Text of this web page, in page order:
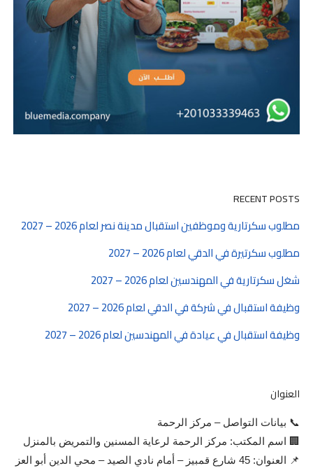
RECENT POSTS
مطلوب سكرتارية وموظفين استقبال مدينة نصر لعام 2026 – 2027
مطلوب سكرتيرة في الدقي لعام 2026 – 2027
شغل سكرتارية في المهندسين لعام 2026 – 2027
وظيفة استقبال في شركة في الدقي لعام 2026 – 2027
وظيفة استقبال في عيادة في المهندسين لعام 2026 – 2027
العنوان
📞 بيانات التواصل – مركز الرحمة
🏢 اسم المكتب: مركز الرحمة لرعاية المسنين والتمريض بالمنزل
📌 العنوان: 45 شارع قمبيز – أمام نادي الصيد – محي الدين أبو العز